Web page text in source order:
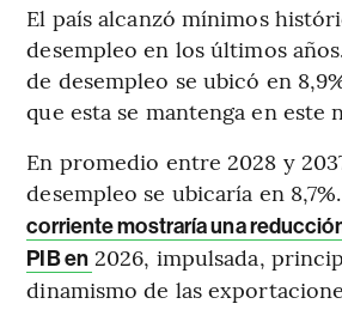
El país alcanzó mínimos
desempleo en los últimos
de desempleo se ubicó en
que esta se mantenga en este
En promedio entre 2028 y
desempleo se ubicaría en 8,7%.
corriente mostraría una
PIB en 2026, impulsada,
dinamismo de las